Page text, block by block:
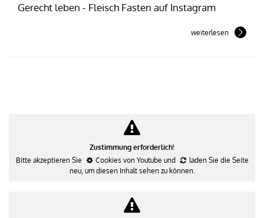
Gerecht leben - Fleisch Fasten auf Instagram
weiterlesen
Zustimmung erforderlich!
Bitte akzeptieren Sie
Cookies von Youtube und
laden Sie die Seite
neu, um diesen Inhalt sehen zu können.